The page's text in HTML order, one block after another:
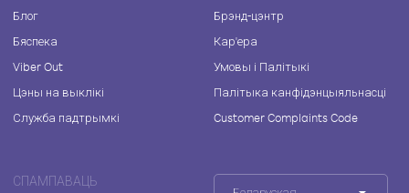
Блог
Бяспека
Viber Out
Цэны на выклікі
Служба падтрымкі
Брэнд-цэнтр
Кар'ера
Умовы і Палітыкі
Палітыка канфідэнцыяльнасці
Customer Complaints Code
СПАМПАВАЦЬ